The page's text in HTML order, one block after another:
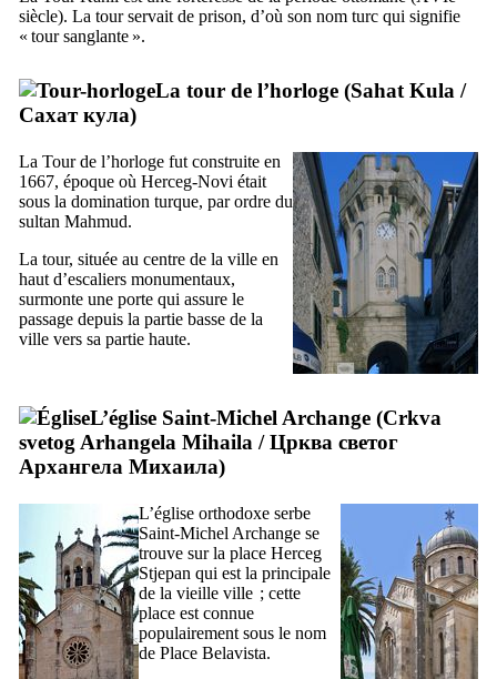
siècle). La tour servait de prison, d’où son nom turc qui signifie
« tour sanglante ».
La tour de l’horloge (Sahat Kula /
Сахат кула)
La Tour de l’horloge fut construite en
1667, époque où Herceg-Novi était
sous la domination turque, par ordre du
sultan Mahmud.
La tour, située au centre de la ville en
haut d’escaliers monumentaux,
surmonte une porte qui assure le
passage depuis la partie basse de la
ville vers sa partie haute.
L’église Saint-Michel Archange (Crkva
svetog Arhangela Mihaila /Црква cветог
Архангела Михаила)
L’église orthodoxe serbe
Saint-Michel Archange se
trouve sur la place Herceg
Stjepan qui est la principale
de la vieille ville ; cette
place est connue
populairement sous le nom
de Place Belavista.